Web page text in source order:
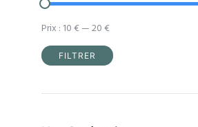
min
max
FILTRER
Prix : 10 €—20 €